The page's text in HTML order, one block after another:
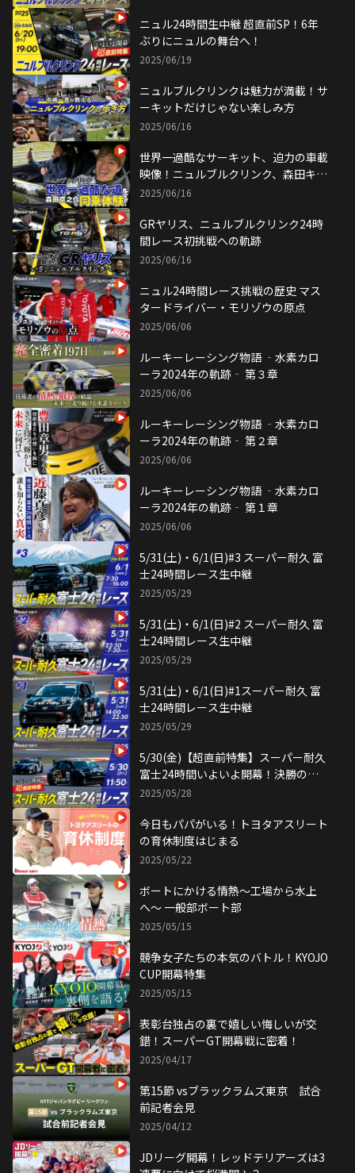
ニュル24時間生中継 超直前SP！6年
ぶりにニュルの舞台へ！
2025/06/19
ニュルブルクリンクは魅力が満載！サ
ーキットだけじゃない楽しみ方
2025/06/16
世界一過酷なサーキット、迫力の車載
映像！ニュルブルクリンク、森田キャ
スター初体験！
2025/06/16
GRヤリス、ニュルブルクリンク24時
間レース初挑戦への軌跡
2025/06/16
ニュル24時間レース挑戦の歴史 マス
タードライバー・モリゾウの原点
2025/06/06
ルーキーレーシング物語 ‐水素カロ
ーラ2024年の軌跡‐ 第３章
2025/06/06
ルーキーレーシング物語 ‐水素カロ
ーラ2024年の軌跡‐ 第２章
2025/06/06
ルーキーレーシング物語 ‐水素カロ
ーラ2024年の軌跡‐ 第１章
2025/06/06
5/31(土)・6/1(日)#3 スーパー耐久 富
士24時間レース生中継
2025/05/29
5/31(土)・6/1(日)#2 スーパー耐久 富
士24時間レース生中継
2025/05/29
5/31(土)・6/1(日)#1スーパー耐久 富
士24時間レース生中継
2025/05/29
5/30(金)【超直前特集】スーパー耐久
富士24時間いよいよ開幕！決勝の見
どころを完全予習！
2025/05/28
今日もパパがいる！トヨタアスリート
の育休制度はじまる
2025/05/22
ボートにかける情熱〜工場から水上
へ〜 一般部ボート部
2025/05/15
競争女子たちの本気のバトル！KYOJO
CUP開幕特集
2025/05/15
表彰台独占の裏で嬉しい悔しいが交
錯！スーパーGT開幕戦に密着！
2025/04/17
第15節 vsブラックラムズ東京 試合
前記者会見
2025/04/12
JDリーグ開幕！レッドテリアーズは3